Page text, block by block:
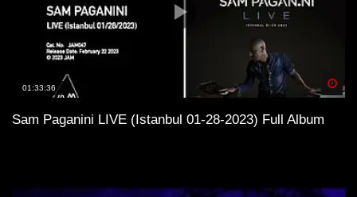
01:33:36
Sam Paganini LIVE (Istanbul 01-28-2023) Full Album